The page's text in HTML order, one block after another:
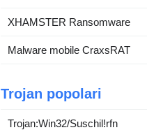
XHAMSTER Ransomware
Malware mobile CraxsRAT
Trojan popolari
Trojan:Win32/Suschil!rfn